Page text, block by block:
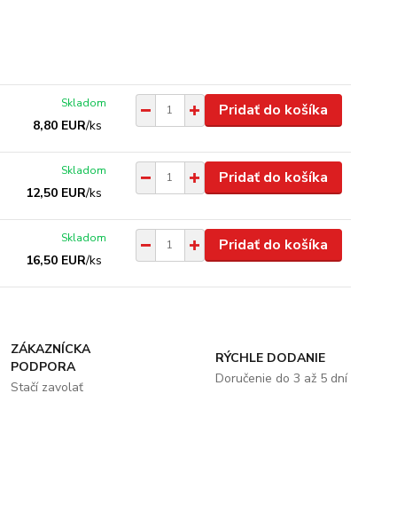
8,80 EUR/ks
Skladom Pridať do košíka
12,50 EUR/ks
Skladom Pridať do košíka
16,50 EUR/ks
Skladom Pridať do košíka
ZÁKAZNÍCKA
PODPORA
Stačí zavolať
RÝCHLE DODANIE
Doručenie do 3 až 5 dní